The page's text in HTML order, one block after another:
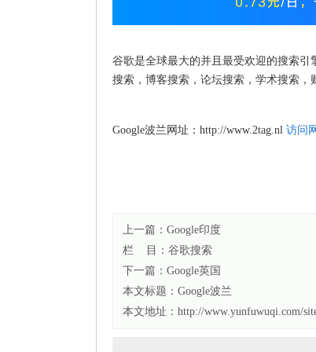
谷歌是全球最大的并且最受欢迎的搜索
搜索，博客搜索，论坛搜索，学术搜索，
Google波兰网址：http://www.2tag.nl 访问
上一篇： Google印度
栏 目： 谷歌搜索
下一篇： Google英国
本文标题： Google波兰
本文地址：http://www.yunfuwuqi.com/